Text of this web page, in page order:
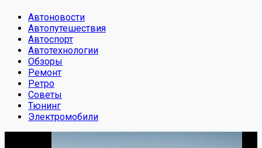
Автоновости
Автопутешествия
Автоспорт
Автотехнологии
Обзоры
Ремонт
Ретро
Советы
Тюнинг
Электромобили